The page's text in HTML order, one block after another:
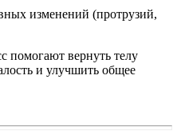
изменений (протрузий,
помогают вернуть телу
и улучшить общее